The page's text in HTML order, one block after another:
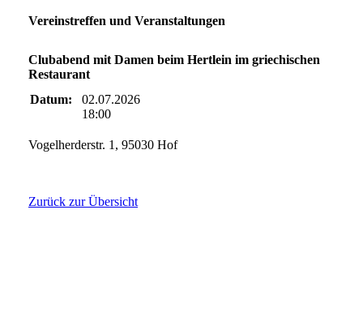
Vereinstreffen und Veranstaltungen
Clubabend mit Damen beim Hertlein im griechischen
Restaurant
Datum:
02.07.2026
18:00
Vogelherderstr. 1, 95030 Hof
Zurück zur Übersicht